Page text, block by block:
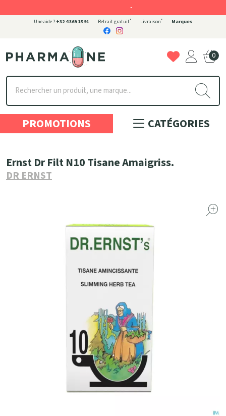
Une aide ? +32 4 369 15 91 Retrait gratuit* Livraison* Marques
Pharmaone Votre pharmacie en ligne à votre service
0
PROMOTIONS CATÉGORIES
Ernst Dr Filt N10 Tisane Amaigriss.
DR ERNST